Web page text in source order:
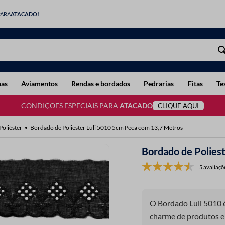
ATACADO!
Aviamentos Rendas e bordados Pedrarias Fitas
CONDIÇÕES ESPECIAIS PARA ATACADO CLIQUE AQUI
Bordado de Poliester Luli 5010 5cm Peca com 13,7 Metros
Bordado de
5
O Bordado Luli 5010
charme de produtos